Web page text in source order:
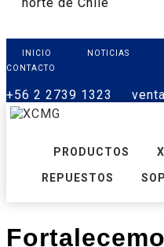
INICIO NOTICIAS
CONTACTO
+56 2 2739 1323
PRODUCTOS
REPUESTOS